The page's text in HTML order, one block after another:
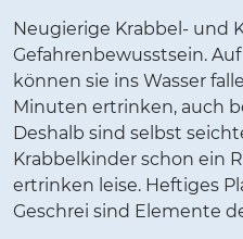
Neugierige Krabbel- und
Gefahrenbewusstsein.
können sie ins Wasser
Minuten ertrinken, auch
Deshalb sind selbst
Krabbelkinder schon ein
ertrinken leise. Heftiges
Geschrei sind Elemente